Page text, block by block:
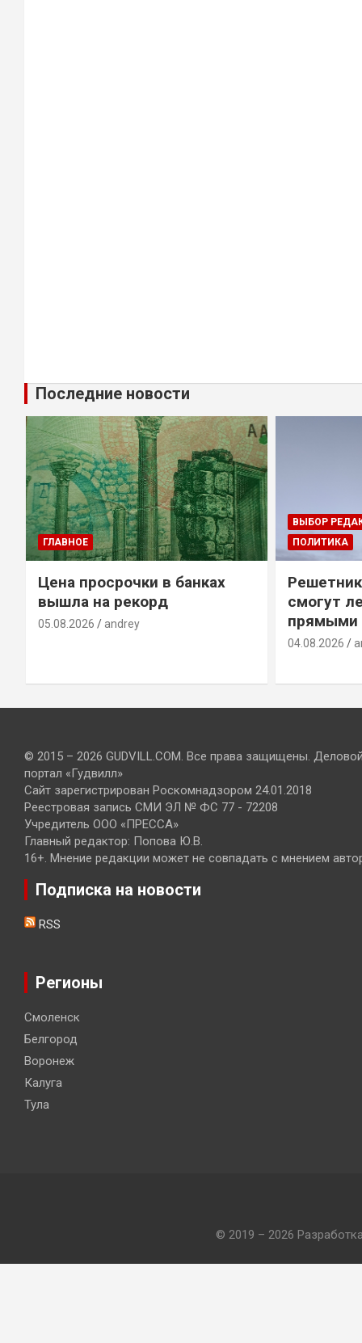
Последние новости
ГЛАВНОЕ
Цена просрочки в банках
вышла на рекорд
05.08.2026 andrey
ВЫБОР
ПОЛИТИКА
смогут
прямыми
04.08.2026
© 2015 – 2026 GUDVILL.COM. Все права защищены.
портал «Гудвилл»
Сайт зарегистрирован Роскомнадзором 24.01.2018
Реестровая запись СМИ ЭЛ № ФС 77 - 72208
Учредитель ООО «ПРЕССА»
Главный редактор: Попова Ю.В.
16+. Мнение редакции может не совпадать с мнением
Подписка на новости
RSS
Регионы
Смоленск
Белгород
Воронеж
Калуга
Тула
© 2019 – 2026